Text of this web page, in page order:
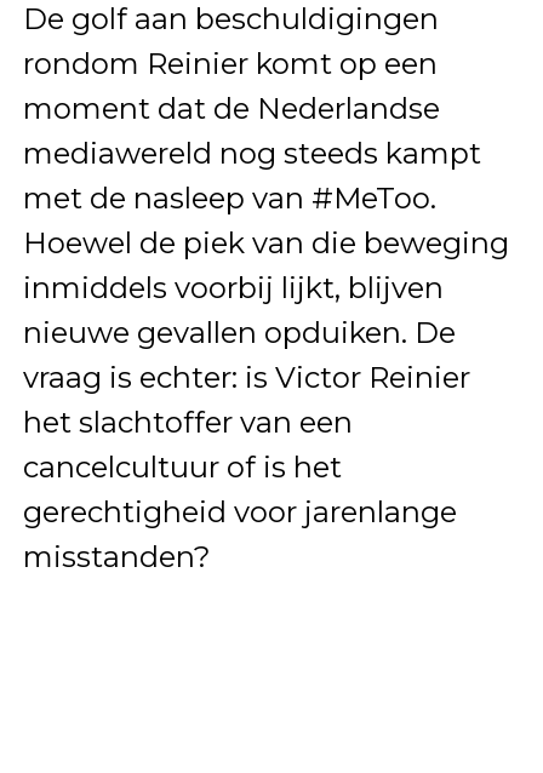
De golf aan beschuldigingen
rondom Reinier komt op een
moment dat de Nederlandse
mediawereld nog steeds kampt
met de nasleep van #MeToo.
Hoewel de piek van die beweging
inmiddels voorbij lijkt, blijven
nieuwe gevallen opduiken. De
vraag is echter: is Victor Reinier
het slachtoffer van een
cancelcultuur of is het
gerechtigheid voor jarenlange
misstanden?